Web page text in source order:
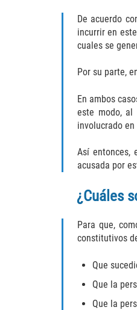
De acuerdo
incurrir en
cuales se
Por su parte,
En ambos
este modo, al
involucrado
Así entonces,
acusada por
¿Cuáles
Para que,
constitutivos
Que
Que la
Que la